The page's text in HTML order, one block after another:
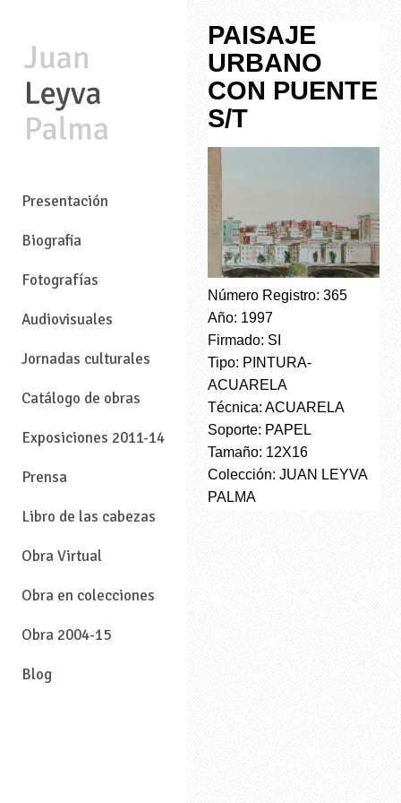
Presentación
Biografia
Fotografías
Audiovisuales
Jornadas culturales
Catálogo de obras
Exposiciones 2011-14
Prensa
Libro de las cabezas
Obra Virtual
Obra en colecciones
Obra 2004-15
Blog
PAISAJE
URBANO
CON PUENTE
S/T
Número Registro: 365
Año: 1997
Firmado: SI
Tipo: PINTURA-
ACUARELA
Técnica: ACUARELA
Soporte: PAPEL
Tamaño: 12X16
Colección: JUAN LEYVA
PALMA